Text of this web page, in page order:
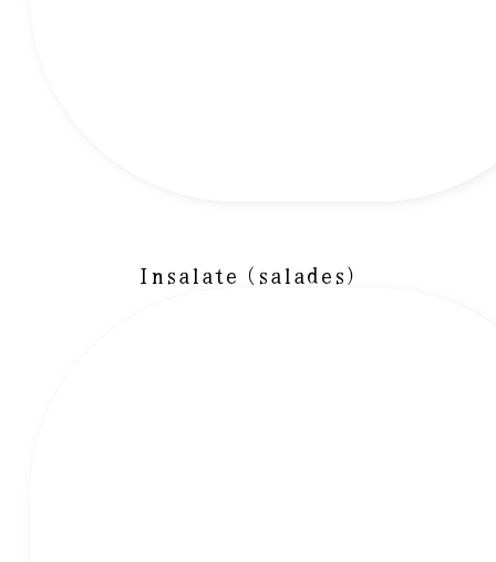
Insalate (salades)